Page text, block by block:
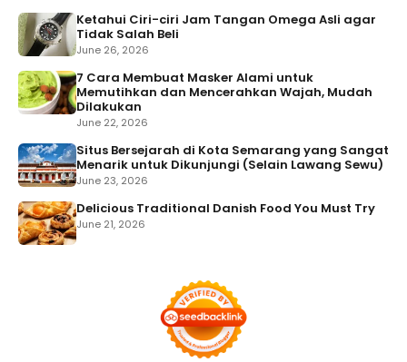
Ketahui Ciri-ciri Jam Tangan Omega Asli agar
Tidak Salah Beli
June 26, 2026
7 Cara Membuat Masker Alami untuk
Memutihkan dan Mencerahkan Wajah, Mudah
Dilakukan
June 22, 2026
Situs Bersejarah di Kota Semarang yang Sangat
Menarik untuk Dikunjungi (Selain Lawang Sewu)
June 23, 2026
Delicious Traditional Danish Food You Must Try
June 21, 2026